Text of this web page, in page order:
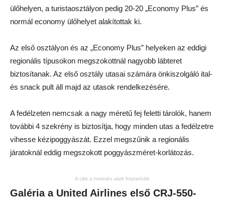
ülőhelyen, a turistaosztályon pedig 20-20 „Economy Plus” és
normál economy ülőhelyet alakítottak ki.
Az első osztályon és az „Economy Plus” helyeken az eddigi
regionális típusokon megszokottnál nagyobb lábteret
biztosítanak. Az első osztály utasai számára önkiszolgáló ital-
és snack pult áll majd az utasok rendelkezésére.
A fedélzeten nemcsak a nagy méretű fej feletti tárolók, hanem
további 4 szekrény is biztosítja, hogy minden utas a fedélzetre
vihesse kézipoggyászát. Ezzel megszűnik a regionális
járatoknál eddig megszokott poggyászméret-korlátozás.
A cikk a hirdetés alatt folytatódik.
Galéria a United Airlines első CRJ-550-